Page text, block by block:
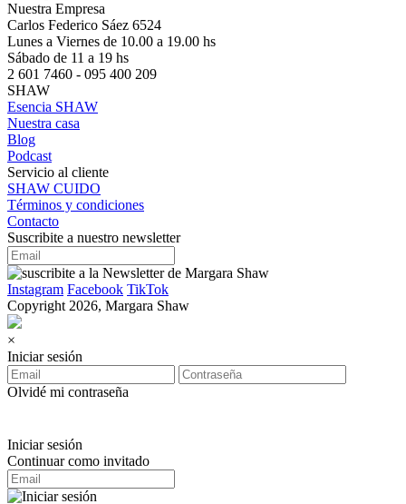
Nuestra Empresa
Carlos Federico Sáez 6524
Lunes a Viernes de 10.00 a 19.00 hs
Sábado de 11 a 19 hs
2 601 7460 - 095 400 209
SHAW
Esencia SHAW
Nuestra casa
Blog
Podcast
Servicio al cliente
SHAW CUIDO
Términos y condiciones
Contacto
Suscribite a nuestro newsletter
Instagram Facebook TikTok
Copyright 2026, Margara Shaw
×
Iniciar sesión
Olvidé mi contraseña
Iniciar sesión
Continuar como invitado